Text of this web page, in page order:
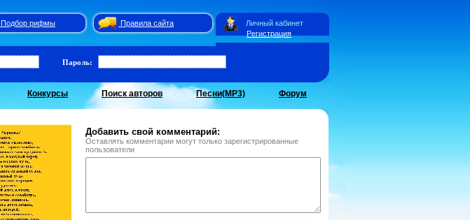
Подбор рифмы
Правила сайта
Регистрация
Личный кабинет
Пароль:
Конкурсы Поиск авторов Песни(MP3) Форум
Добавить свой комментарий:
Оставлять комментарии могут только зарегистрированные
пользователи